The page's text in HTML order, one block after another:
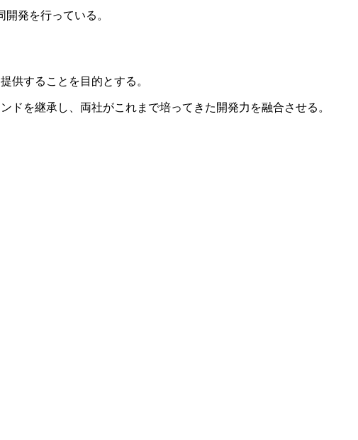
発を行っている。
供することを目的とする。
ドを継承し、両社がこれまで培ってきた開発力を融合させる。